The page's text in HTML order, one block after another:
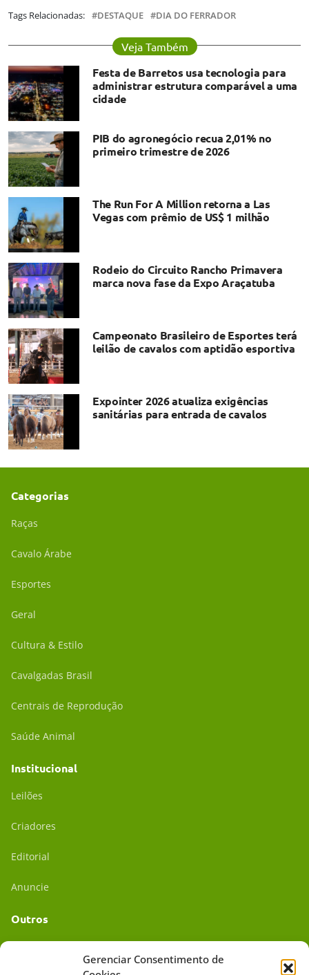
Gerenciar Consentimento de
Tags Relacionadas: DESTAQUE DIA DO FERRADOR
Veja Também
Festa de Barretos usa tecnologia para
administrar estrutura comparável a uma
cidade
PIB do agronegócio recua 2,01% no
primeiro trimestre de 2026
The Run For A Million retorna a Las
Vegas com prêmio de US$ 1 milhão
Rodeio do Circuito Rancho Primavera
marca nova fase da Expo Araçatuba
Campeonato Brasileiro de Esportes terá
leilão de cavalos com aptidão esportiva
Expointer 2026 atualiza exigências
sanitárias para entrada de cavalos
Categorias
Raças
Cavalo Árabe
Esportes
Geral
Cultura & Estilo
Cavalgadas Brasil
Centrais de Reprodução
Saúde Animal
Institucional
Leilões
Criadores
Editorial
Anuncie
Outros